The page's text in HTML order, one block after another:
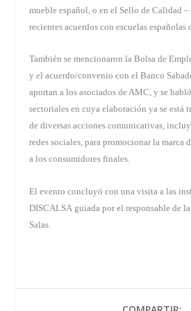
mueble español, o en el Sello de Calidad
recientes acuerdos con escuelas españolas
También se mencionaron la Bolsa de
y el acuerdo/convenio con el Banco
aportan a los asociados de AMC, y se
sectoriales en cuya elaboración ya se está
de diversas acciones comunicativas,
redes sociales, para promocionar la marca
a los consumidores finales.
El evento concluyó con una visita a las
DISCALSA guiada por el responsable de
Salas.